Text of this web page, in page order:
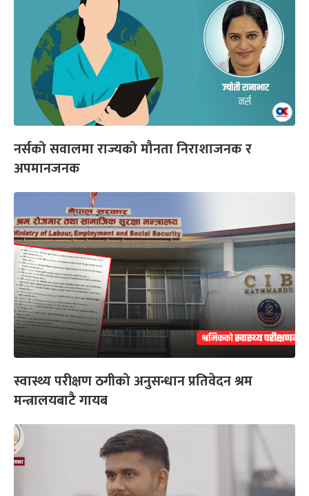
नर्सको सवालमा राज्यको मौनता निराशाजनक र
अपमानजनक
स्वास्थ्य परीक्षण ठगीको अनुसन्धान प्रतिवेदन श्रम
मन्त्रालयबाटै गायब